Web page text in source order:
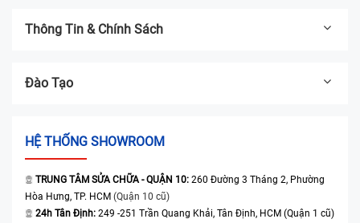
Thông Tin & Chính Sách
Đào Tạo
HỆ THỐNG SHOWROOM
TRUNG TÂM SỬA CHỮA - QUẬN 10: 260 Đường 3 Tháng 2, Phường
Hòa Hưng, TP. HCM (Quận 10 cũ)
24h Tân Định: 249 -251 Trần Quang Khải, Tân Định, HCM (Quận 1 cũ)